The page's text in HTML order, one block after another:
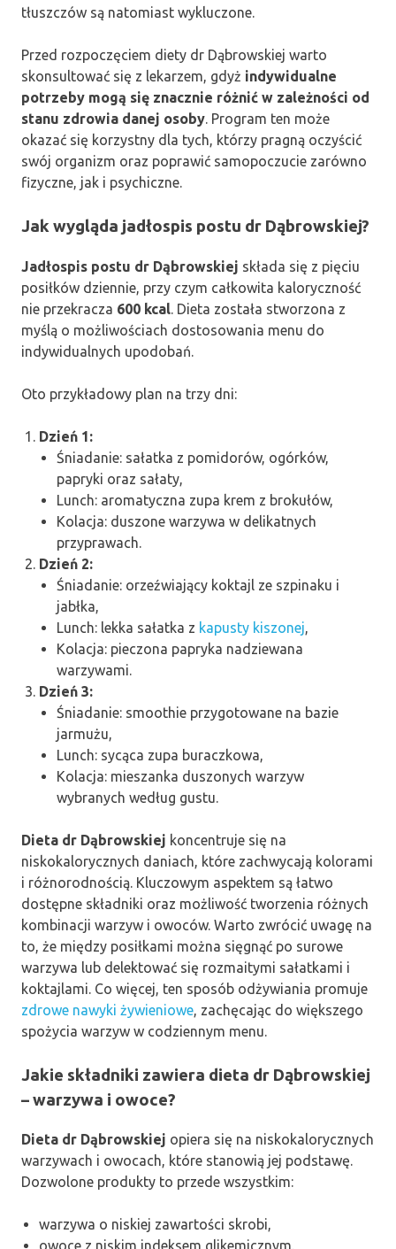
tłuszczów są natomiast wykluczone.
Przed rozpoczęciem diety dr Dąbrowskiej warto
skonsultować się z lekarzem, gdyż indywidualne
potrzeby mogą się znacznie różnić w zależności od
stanu zdrowia danej osoby. Program ten może
okazać się korzystny dla tych, którzy pragną oczyścić
swój organizm oraz poprawić samopoczucie zarówno
fizyczne, jak i psychiczne.
Jak wygląda jadłospis postu dr Dąbrowskiej?
Jadłospis postu dr Dąbrowskiej składa się z pięciu
posiłków dziennie, przy czym całkowita kaloryczność
nie przekracza 600 kcal . Dieta została stworzona z
myślą o możliwościach dostosowania menu do
indywidualnych upodobań.
Oto przykładowy plan na trzy dni:
Dzień 1:
Śniadanie: sałatka z pomidorów, ogórków,
papryki oraz sałaty,
Lunch: aromatyczna zupa krem z brokułów,
Kolacja: duszone warzywa w delikatnych
przyprawach.
Dzień 2:
Śniadanie: orzeźwiający koktajl ze szpinaku i
jabłka,
Lunch: lekka sałatka z kapusty kiszonej
Kolacja: pieczona papryka nadziewana
warzywami.
Dzień 3:
Śniadanie: smoothie przygotowane na bazie
jarmużu,
Lunch: sycąca zupa buraczkowa,
Kolacja: mieszanka duszonych warzyw
wybranych według gustu.
Dieta dr Dąbrowskiej koncentruje się na
niskokalorycznych daniach, które zachwycają kolorami
i różnorodnością. Kluczowym aspektem są łatwo
dostępne składniki oraz możliwość tworzenia różnych
kombinacji warzyw i owoców. Warto zwrócić uwagę na
to, że między posiłkami można sięgnąć po surowe
warzywa lub delektować się rozmaitymi sałatkami i
koktajlami. Co więcej, ten sposób odżywiania promuje
zdrowe nawyki żywieniowe , zachęcając do większego
spożycia warzyw w codziennym menu.
Jakie składniki zawiera dieta dr Dąbrowskiej
– warzywa i owoce?
Dieta dr Dąbrowskiej opiera się na niskokalorycznych
warzywach i owocach, które stanowią jej podstawę.
Dozwolone produkty to przede wszystkim:
warzywa o niskiej zawartości skrobi,
owoce z niskim indeksem glikemicznym.